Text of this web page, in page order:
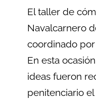
El taller de
Navalcarnero
coordinado
En esta
ideas fueron
penitenciario